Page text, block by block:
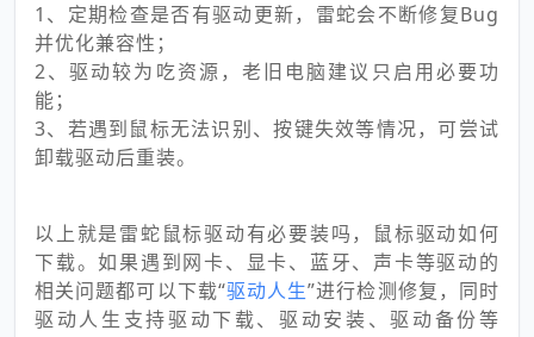
1、定期检查是否有驱动更新，雷蛇会不断修复Bug
并优化兼容性；
2、驱动较为吃资源，老旧电脑建议只启用必要功
能；
3、若遇到鼠标无法识别、按键失效等情况，可尝试
卸载驱动后重装。
以上就是雷蛇鼠标驱动有必要装吗，鼠标驱动如何
下载。如果遇到网卡、显卡、蓝牙、声卡等驱动的
相关问题都可以下载“驱动人生”进行检测修复，同时
驱动人生支持驱动下载、驱动安装、驱动备份等